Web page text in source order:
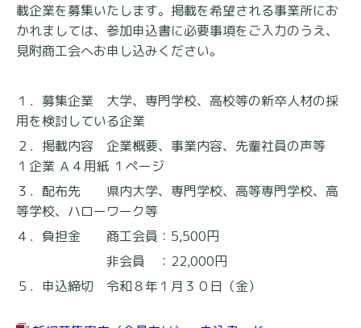
載企業を募集いたします。 掲載を希望される事業所にお
かれましては、参加申込書に必要事項をご入力のうえ、
見附商工会へお申し込みください。
１．募集企業 大学、専門学校、高校等の新卒人材の採
用を検討している企業
２．掲載内容 企業概要、事業内容、先輩社員の声等
１企業 Ａ４用紙 １ページ
３．配布先 県内大学、専門学校、高等専門学校、高
等学校、ハローワーク等
４．負担金 商工会員：5,500円
非会員 ：22,000円
５．申込締切 令和８年１月３０日（金）